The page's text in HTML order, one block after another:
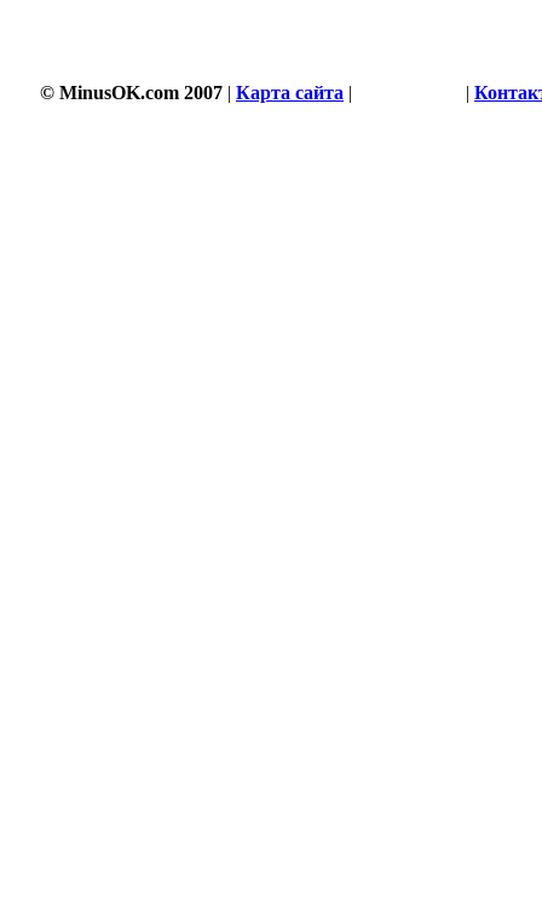
© MinusOK.com 2007 | Карта сайта | |